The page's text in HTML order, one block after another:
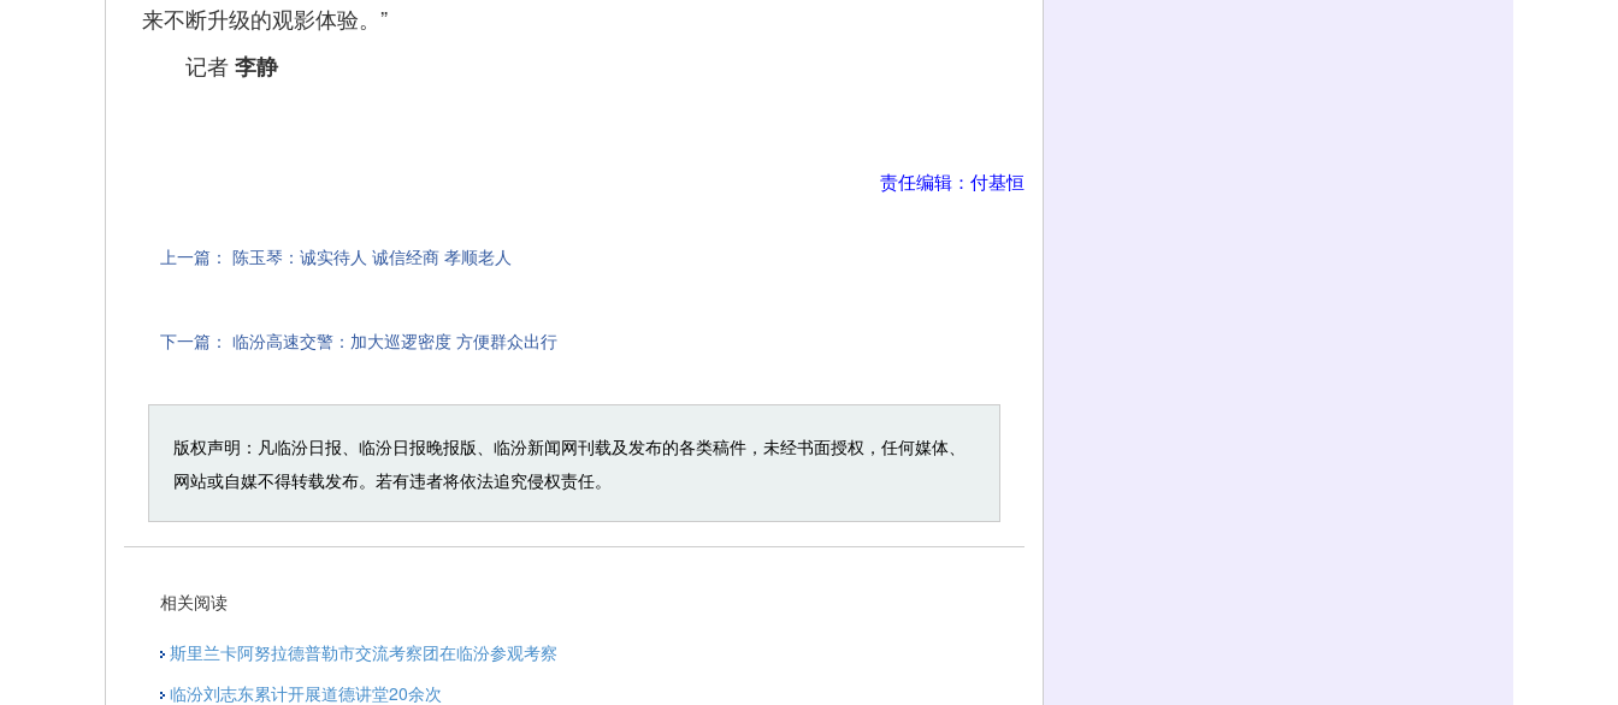
来不断升级的观影体验。”
记者李静
责任编辑：付基恒
上一篇： 陈玉琴：诚实待人 诚信经商 孝顺老人
下一篇： 临汾高速交警：加大巡逻密度 方便群众出行
版权声明：凡临汾日报、临汾日报晚报版、临汾新闻网刊载及发布的各类稿件，未经书面授权，任何媒体、
网站或自媒不得转载发布。若有违者将依法追究侵权责任。
相关阅读
斯里兰卡阿努拉德普勒市交流考察团在临汾参观考察
临汾刘志东累计开展道德讲堂20余次